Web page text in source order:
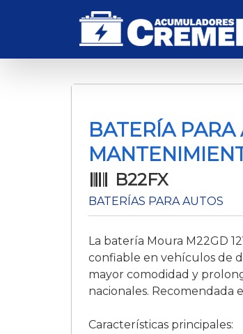
BATERÍA
B22FX
BATERÍAS PARA AUTOS
La batería Moura M22GD
confiable en vehículos de
mayor comodidad y
nacionales. Recomendada
Características principales: